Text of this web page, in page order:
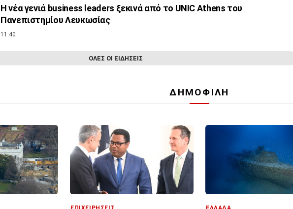
Η νέα γενιά business leaders ξεκινά από το UNIC Athens του
Πανεπιστημίου Λευκωσίας
11:40
ΟΛΕΣ ΟΙ ΕΙΔΗΣΕΙΣ
ΔΗΜΟΦΙΛΗ